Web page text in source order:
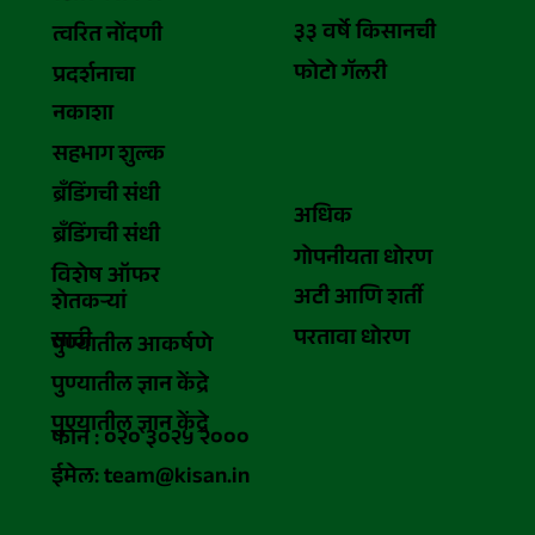
फोन : ०२० ३०२५ २०००
ईमेल: team@kisan.in
शेतकऱ्यां
साठी
३३ वर्षे किसानची
फोटो गॅलरी
त्वरित नोंदणी
सहभाग शुल्क
ब्रँडिंगची संधी
विशेष ऑफर
प्रदर्शनाचा
नकाशा
ब्रँडिंगची संधी
पुण्यातील आकर्षणे
पुण्यातील ज्ञान केंद्रे
पुण्यातील ज्ञान केंद्रे
अधिक
गोपनीयता धोरण
अटी आणि शर्ती
परतावा धोरण